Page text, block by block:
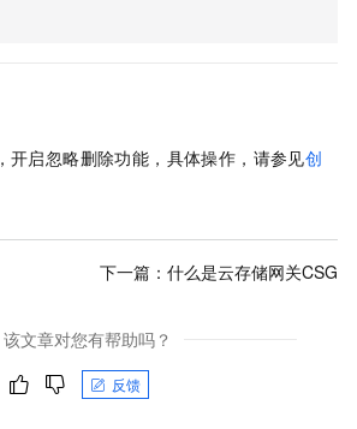
开启忽略删除功能，具体操作，请参见创
下一篇： 什么是云存储网关CSG
该文章对您有帮助吗？
反馈